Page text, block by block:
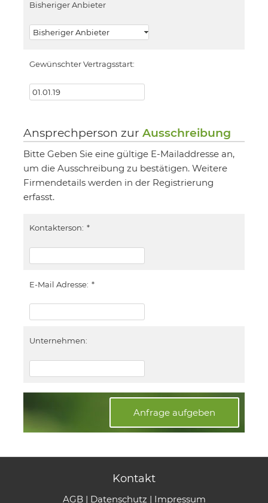
Bisheriger Anbieter
Gewünschter Vertragsstart:
Ansprechperson zur Ausschreibung
Bitte Geben Sie eine gültige E-Mailaddresse an,
um die Ausschreibung zu bestätigen. Weitere
Firmendetails werden in der Registrierung
erfasst.
Kontakterson: *
E-Mail Adresse: *
Unternehmen:
Anfrage aufgeben
Kontakt
AGB | Datenschutz | Impressum